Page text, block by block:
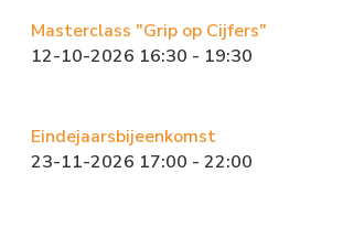
Masterclass "Grip op Cijfers"
12-10-2026 16:30 - 19:30
Eindejaarsbijeenkomst
23-11-2026 17:00 - 22:00